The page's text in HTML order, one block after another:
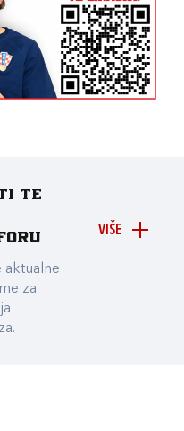
VIŠE
te
aktualne
za